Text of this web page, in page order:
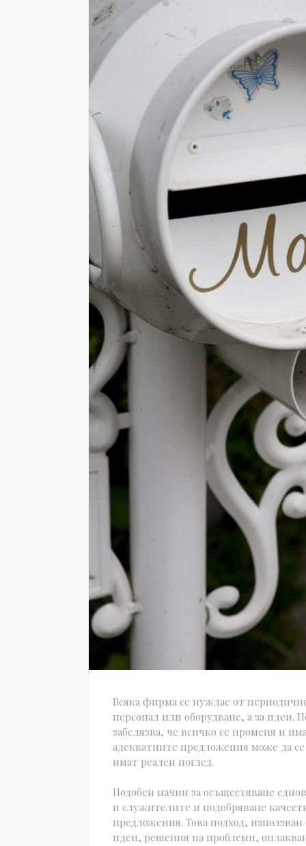
Всяка фирма се нуждае от
персонал или оборудване, а за идеи.
забелязва, че всичко се променя и
адекватните предложения може да
имат реален поглед.
Подобен начин за осъщестяване
и служителите и подобряване
предложения. Това подход,
идеи, решения на проблеми,